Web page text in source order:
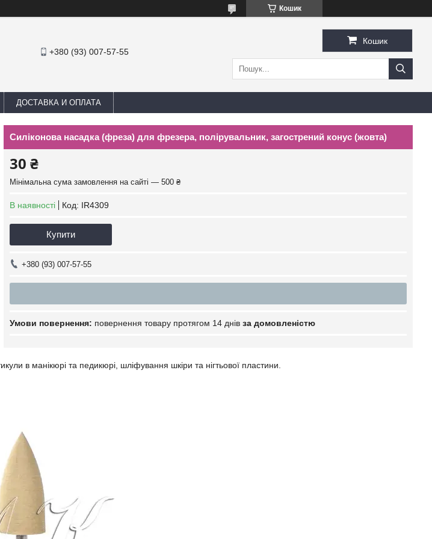
Кошик
+380 (93) 007-57-55
Кошик
ДОСТАВКА И ОПЛАТА
Силіконова насадка (фреза) для фрезера, полірувальник, загострений конус (жовта)
30 ₴
Мінімальна сума замовлення на сайті — 500 ₴
В наявності Код: IR4309
Купити
+380 (93) 007-57-55
повернення товару протягом 14 днів за домовленістю
в манікюрі та педикюрі, шліфування шкіри та нігтьової пластини.